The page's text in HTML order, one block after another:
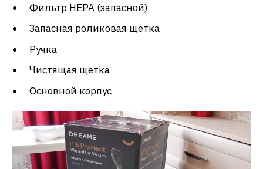
Фильтр HEPA (запасной)
Запасная роликовая щетка
Ручка
Чистящая щетка
Основной корпус